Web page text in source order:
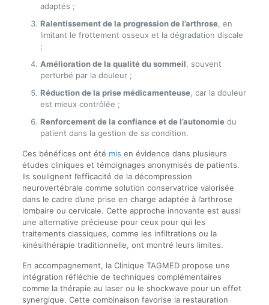
adaptés ;
Ralentissement de la progression de l’arthrose, en
limitant le frottement osseux et la dégradation discale
;
Amélioration de la qualité du sommeil, souvent
perturbé par la douleur ;
Réduction de la prise médicamenteuse, car la douleur
est mieux contrôlée ;
Renforcement de la confiance et de l’autonomiedu
patient dans la gestion de sa condition.
Ces bénéfices ont été mis en évidence dans plusieurs
études cliniques et témoignages anonymisés de patients.
Ils soulignent l’efficacité de la décompression
neurovertébrale comme solution conservatrice valorisée
dans le cadre d’une prise en charge adaptée à l’arthrose
lombaire ou cervicale. Cette approche innovante est aussi
une alternative précieuse pour ceux pour qui les
traitements classiques, comme les infiltrations ou la
kinésithérapie traditionnelle, ont montré leurs limites.
En accompagnement, la Clinique TAGMED propose une
intégration réfléchie de techniques complémentaires
comme la thérapie au laser ou le shockwave pour un effet
synergique. Cette combinaison favorise la restauration